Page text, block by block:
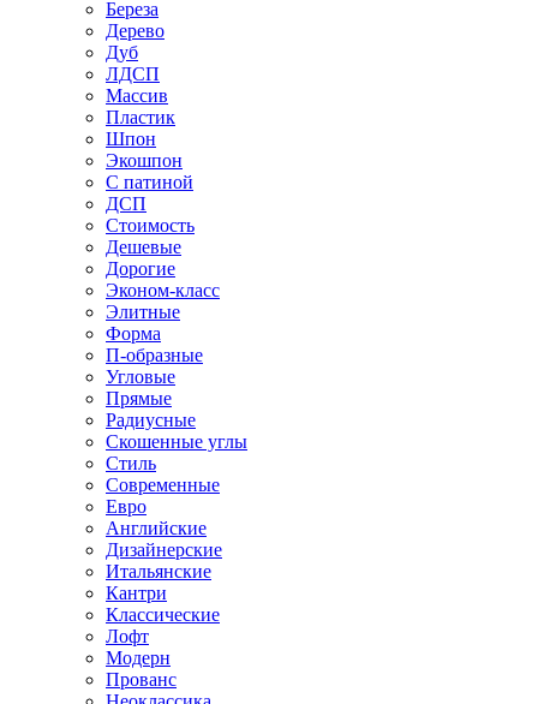
Береза
Дерево
Дуб
ЛДСП
Массив
Пластик
Шпон
Экошпон
С патиной
ДСП
Стоимость
Дешевые
Дорогие
Эконом-класс
Элитные
Форма
П-образные
Угловые
Прямые
Радиусные
Скошенные углы
Стиль
Современные
Евро
Английские
Дизайнерские
Итальянские
Кантри
Классические
Лофт
Модерн
Прованс